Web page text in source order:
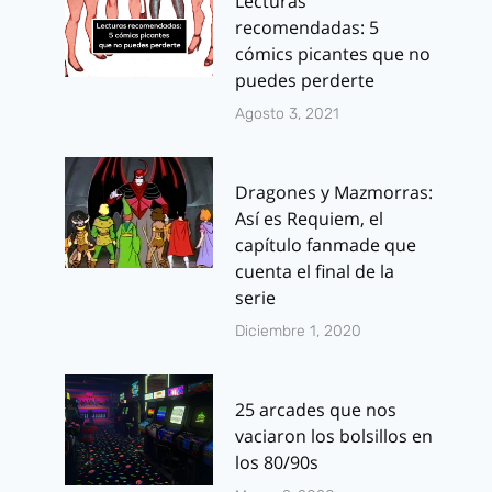
recomendadas: 5
cómics picantes que no
puedes perderte
Agosto 3, 2021
Dragones y Mazmorras:
Así es Requiem, el
capítulo fanmade que
cuenta el final de la
serie
Diciembre 1, 2020
25 arcades que nos
vaciaron los bolsillos en
los 80/90s